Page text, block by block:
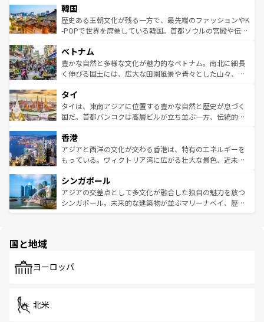
はコンテンツ一覧
いる。アクティビティも充実しており、サーフィンやダイ
ビング、ハイキングなど、アウトドア好きにはたまらな
い。オーストラリアの多彩な魅力を存分に味わいつくそ
参照してほしい。
ン）、静ひつな山岳地帯である台湾東部など、都市の喧騒
と山間の静けさが共存しており、訪れる人に新しい発見と
驚きをもたらしてくれる。また、奥深い台湾の食文化も魅
容にもいいと評判のスイーツなど、バラエティ豊かな料理
が味わえる。 なお、新着の台湾情報は コンテンツ一覧を参
照してほしい。
韓国
歴史ある王朝文化が残る一方で、最先端のファッションやK
-POPで世界を席巻している韓国。首都ソウルの宮殿や伝統
き、地方に足を延ばせば四季折々の自然美を楽しむことが
できる。そして、キムチや焼肉、絶品のストリートフード
まで、さまざまな韓国料理が待っている。夜には、韓国な
リティに包まれながら、韓国の多彩な魅力を心ゆくまで味
わってみてほしい。 なお、新着の韓国情報はコンテンツ一
覧を参照してほしい。
ベトナム
豊かな自然と多様な文化が魅力的なベトナム。南北に細長
く伸びる国土には、広大な田園風景や青々とした山々、世
急速な発展と共に伝統が息づく。ハノイの古い町並みやホ
ーチミン市のフランス統治時代の建物も、独特の雰囲気を
醸し出している。また、バラエティの豊かさとおいしさで
とつ。フォーやバインミー、ベトナムコーヒーなどは、ぜ
ひ現地で味わいたい。どの地域を訪れてもあたたかい人々
が旅行者を迎えてくれるので、きっと忘れられない旅にな
参照してほしい。
タイ
タイは、東南アジアに位置する豊かな自然と歴史が息づく
国だ。首都バンコクは高層ビルが立ち並ぶ一方、伝統的な
の活気が交差している。北部ではチェンマイなどの山岳地
帯で自然と触れ合い、南部ではプーケットやクラビの美し
いビーチでリゾート気分を楽しむことができる。タイ料理
激する。気候は一年中温暖で、どの季節にも異なる楽しみ
が待っている。親しみやすいタイの人々、仏教を中心とし
た文化、そして多様な観光資源が、訪れる旅人を魅了し続
香港
アジアと西洋の文化が交わる香港は、特有のエネルギーを
もっている。ヴィクトリア湾に広がる壮大な景色、近未来
み、どこを訪れても感動するはず。観光スポットが密集し
ており、効率よく見どころを回れるのも魅力。息をのむよ
うな絶景から文化的な体験まで、香港を存分に楽しみ尽く
シンガポール
アジアの交差点として多文化が融合した独自の魅力を放つ
シンガポール。未来的な建築物が並ぶマリーナベイ、歴史
で、ホーカーズは地元の風情を楽しめる外せないスポット
国と地域
ヨーロッパ
北米